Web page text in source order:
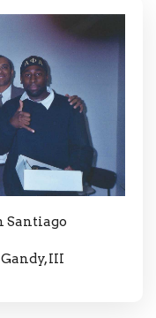
Santiago
III